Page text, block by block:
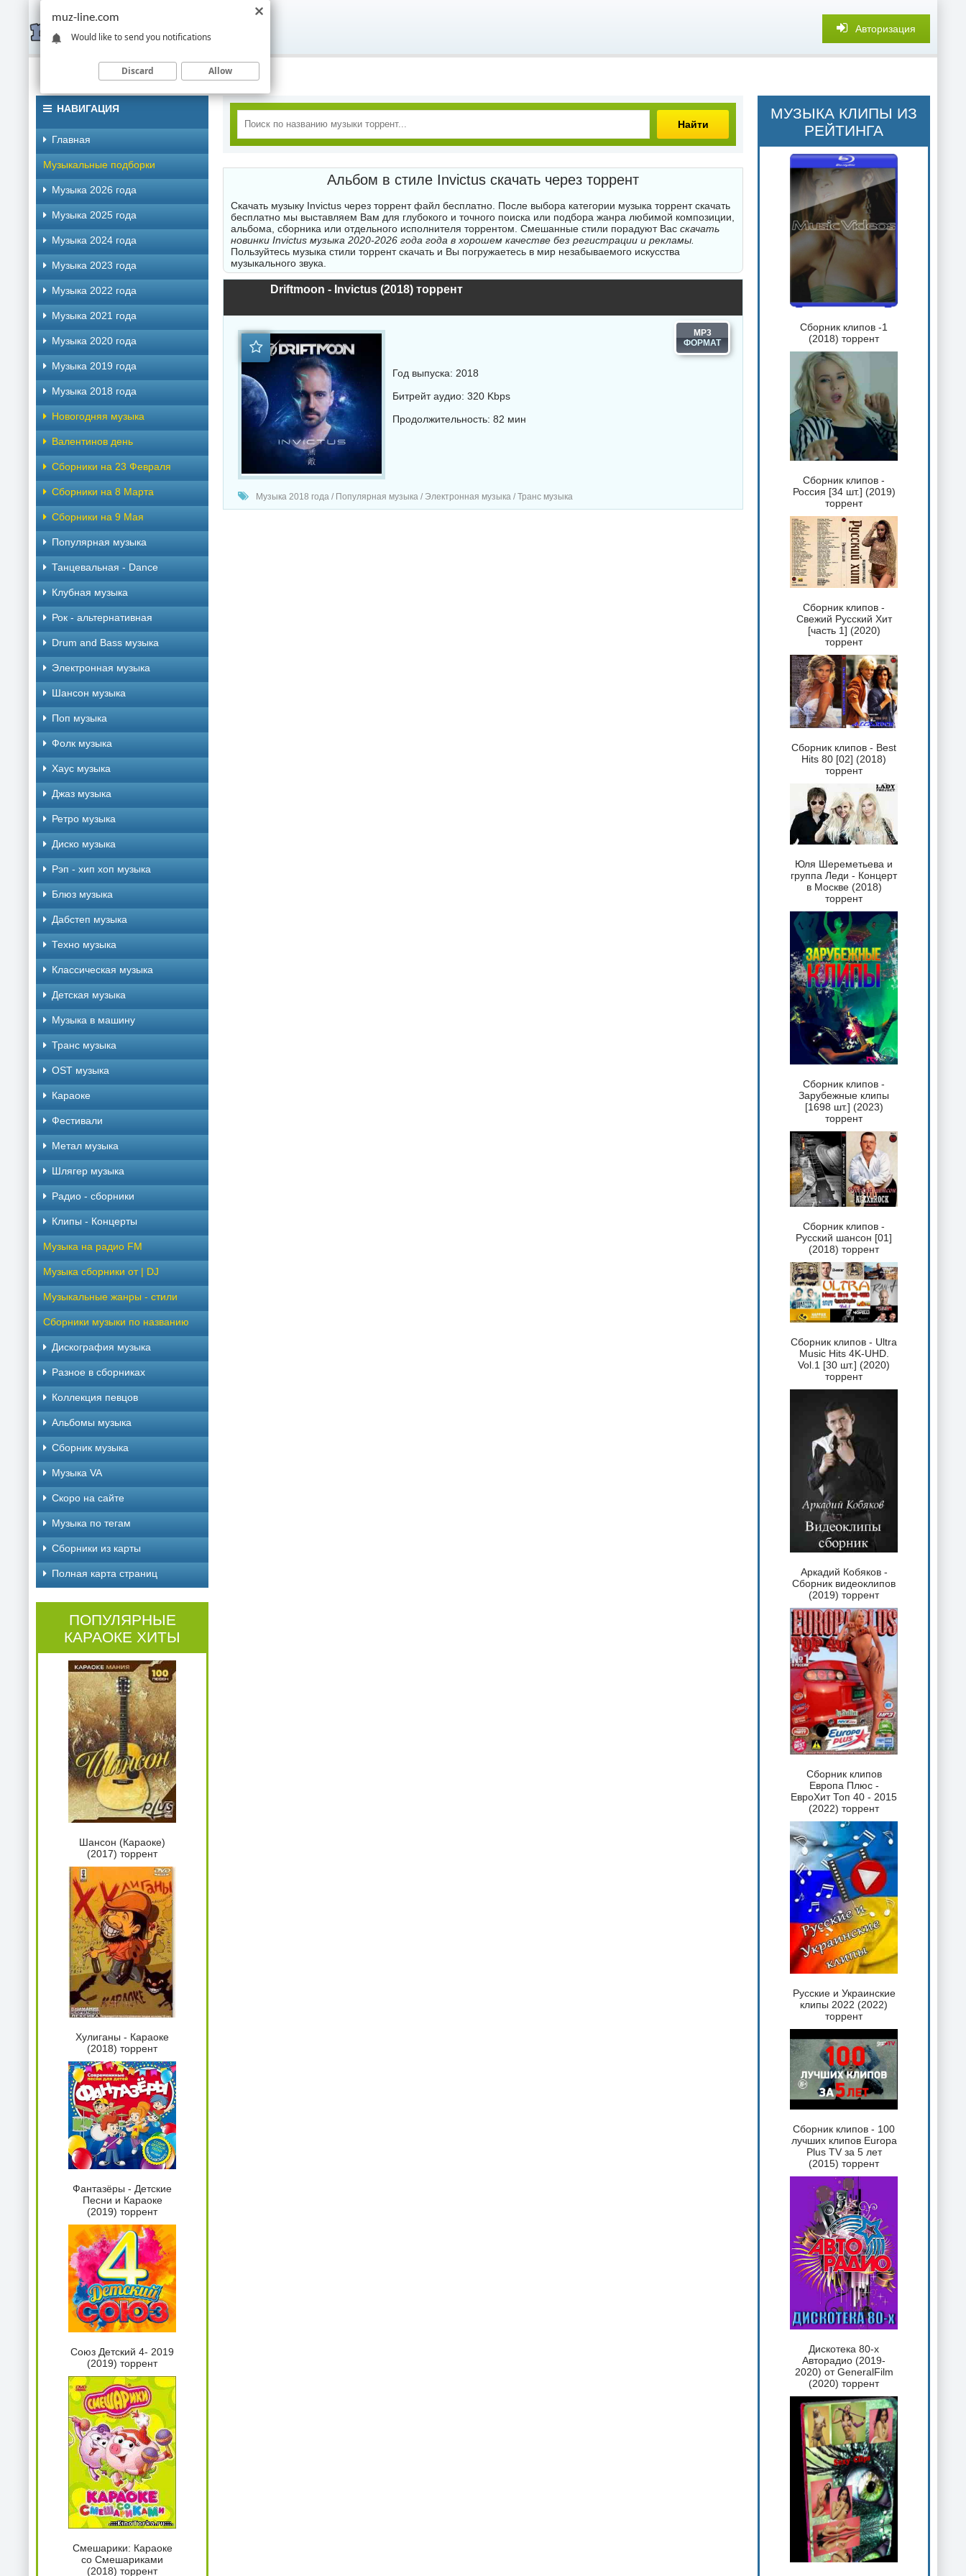
Авторизация
Найти
Альбом в стиле Invictus скачать через торрент
Скачать музыку Invictus через торрент файл бесплатно. После выбора категории музыка торрент скачать
бесплатно мы выставляем Вам для глубокого и точного поиска или подбора жанра любимой композиции,
альбома, сборника или отдельного исполнителя торрентом. Смешанные стили порадуют Вас скачать
новинки Invictus музыка 2020-2026 года года в хорошем качестве без регистрации и рекламы.
Пользуйтесь музыка стили торрент скачать и Вы погружаетесь в мир незабываемого искусства
музыкального звука.
Driftmoon - Invictus (2018) торрент
MP3
Год выпуска: 2018
Битрейт аудио: 320 Kbps
Продолжительность: 82 мин
Музыка 2018 года / Популярная музыка / Электронная музыка / Транс музыка
НАВИГАЦИЯ
Главная
Музыкальные подборки
Музыка 2026 года
Музыка 2025 года
Музыка 2024 года
Музыка 2023 года
Музыка 2022 года
Музыка 2021 года
Музыка 2020 года
Музыка 2019 года
Музыка 2018 года
Новогодняя музыка
Валентинов день
Сборники на 23 Февраля
Сборники на 8 Марта
Сборники на 9 Мая
Популярная музыка
Танцевальная - Dance
Клубная музыка
Рок - альтернативная
Drum and Bass музыка
Электронная музыка
Шансон музыка
Поп музыка
Фолк музыка
Хаус музыка
Джаз музыка
Ретро музыка
Диско музыка
Рэп - хип хоп музыка
Блюз музыка
Дабстеп музыка
Техно музыка
Классическая музыка
Детская музыка
Музыка в машину
Транс музыка
OST музыка
Караоке
Фестивали
Метал музыка
Шлягер музыка
Радио - сборники
Клипы - Концерты
Музыка на радио FM
Музыка сборники от | DJ
Музыкальные жанры - стили
Сборники музыки по названию
Дискография музыка
Разное в сборниках
Коллекция певцов
Альбомы музыка
Сборник музыка
Музыка VA
Скоро на сайте
Музыка по тегам
Cборники из карты
Полная карта страниц
ПОПУЛЯРНЫЕ
КАРАОКЕ ХИТЫ
Шансон (Караоке)
(2017) торрент
Хулиганы - Караоке
(2018) торрент
Фантазёры - Детские
Песни и Караоке
(2019) торрент
Союз Детский 4- 2019
(2019) торрент
Смешарики: Караоке
со Смешариками
(2018) торрент
МУЗЫКА КЛИПЫ ИЗ
РЕЙТИНГА
Сборник клипов -1
(2018) торрент
Сборник клипов -
Россия [34 шт.] (2019)
торрент
Сборник клипов -
Свежий Русский Хит
[часть 1] (2020)
торрент
Сборник клипов - Best
Hits 80 [02] (2018)
торрент
Юля Шереметьева и
группа Леди - Концерт
в Москве (2018)
торрент
Сборник клипов -
Зарубежные клипы
[1698 шт.] (2023)
торрент
Сборник клипов -
Русский шансон [01]
(2018) торрент
Сборник клипов - Ultra
Music Hits 4K-UHD.
Vol.1 [30 шт.] (2020)
торрент
Аркадий Кобяков -
Сборник видеоклипов
(2019) торрент
Сборник клипов
Европа Плюс -
ЕвроХит Топ 40 - 2015
(2022) торрент
Русские и Украинские
клипы 2022 (2022)
торрент
Сборник клипов - 100
лучших клипов Europa
Plus TV за 5 лет
(2015) торрент
Дискотека 80-х
Авторадио (2019-
2020) от GeneralFilm
(2020) торрент
muz-line.com
Would like to send you notifications
Discard Allow